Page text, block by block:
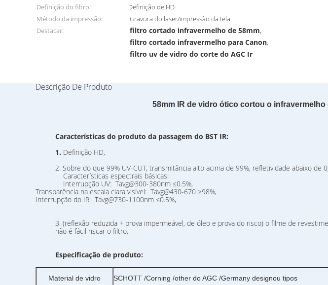
Definição do filtro:
Definição de HD
Método da impressão:
Gravura do laser/impressão da tela
Destacar:
filtro cortado infravermelho de 58mm,
filtro cortado infravermelho para Canon,
filtro uv de vidro do corte do AGC Ir
Descrição De Produto
58mm IR de vidro ótico cortou o
Características do produto da passagem do BST IR:
1. Definição HD,
2. Sobre do que 99% UV-CUT, transmitância alto acima de 99%, refletividade abaixo de
Características espectrais básicas:
Interrupção UV: Tavg@300-380nm ≤0.5%,
Transparência na escala clara visível: Tavg@430-670 ≥98%,
Interrupção do IR: Tavg@730-1100nm ≤0.5%,
3. (reflexão reduzida + prova impermeável, de óleo e prova do risco) o filme de
não é fácil riscar o filtro.
Especificação de produto:
Material de vidro SCHOTT /Corning /other do AGC /Germany designou tipos